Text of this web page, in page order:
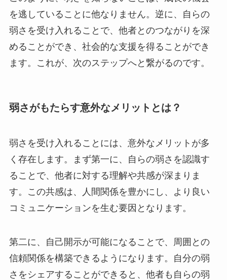
を逃していることに他なりません。逆に、自らの
弱さを受け入れることで、他者とのつながりを深
めることができ、社会的な支援を得ることができ
ます。これが、次のステップへと繋がるのです。
弱さがもたらす意外なメリットとは？
弱さを受け入れることには、意外なメリットが多
く存在します。まず第一に、自らの弱さを認識す
ることで、他者に対する理解や共感が深まりま
す。この共感は、人間関係を豊かにし、より良い
コミュニケーションを生む要因となります。
第二に、自己開示が可能になることで、周囲との
信頼関係を構築できるようになります。自分の弱
さをシェアすることができると、他者も自らの弱